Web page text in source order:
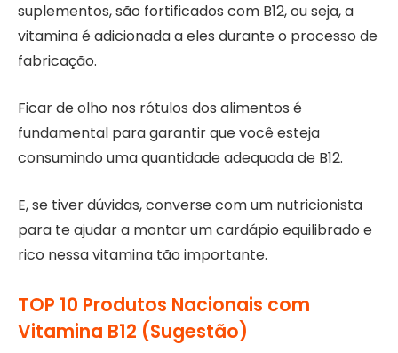
suplementos, são fortificados com B12, ou seja, a
vitamina é adicionada a eles durante o processo de
fabricação.
Ficar de olho nos rótulos dos alimentos é
fundamental para garantir que você esteja
consumindo uma quantidade adequada de B12.
E, se tiver dúvidas, converse com um nutricionista
para te ajudar a montar um cardápio equilibrado e
rico nessa vitamina tão importante.
TOP 10 Produtos Nacionais com
Vitamina B12 (Sugestão)